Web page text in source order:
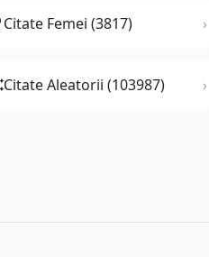
Citate Femei (3817)
Citate Aleatorii (103987)